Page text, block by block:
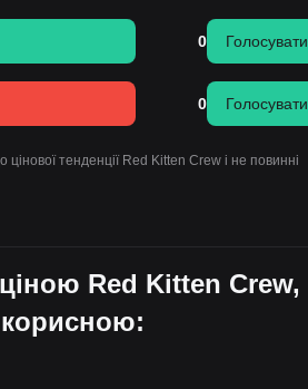
0 Голосувати
0 Голосувати
тенденції Red Kitten Crew і не повинні
Red Kitten Crew,